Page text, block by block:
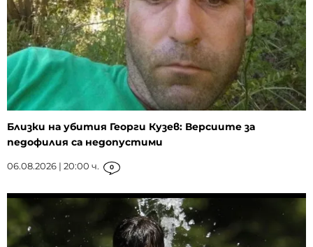
Близки на убития Георги Кузев: Версиите за
педофилия са недопустими
06.08.2026 | 20:00 ч. 0